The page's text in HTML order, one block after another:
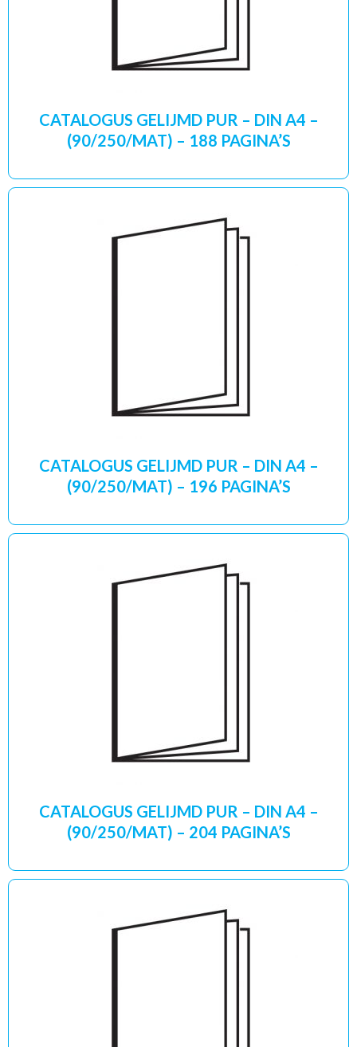
CATALOGUS GELIJMD PUR – DIN A4 –
(90/250/MAT) – 188 PAGINA’S
CATALOGUS GELIJMD PUR – DIN A4 –
(90/250/MAT) – 196 PAGINA’S
CATALOGUS GELIJMD PUR – DIN A4 –
(90/250/MAT) – 204 PAGINA’S